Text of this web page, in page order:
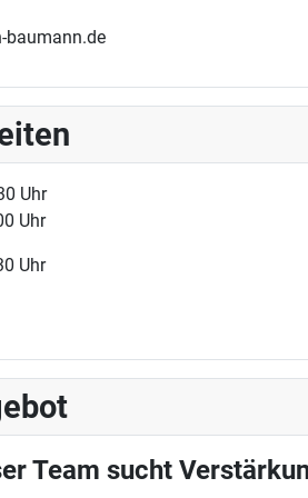
baumann.de
Uhr
Uhr
Uhr
Team sucht